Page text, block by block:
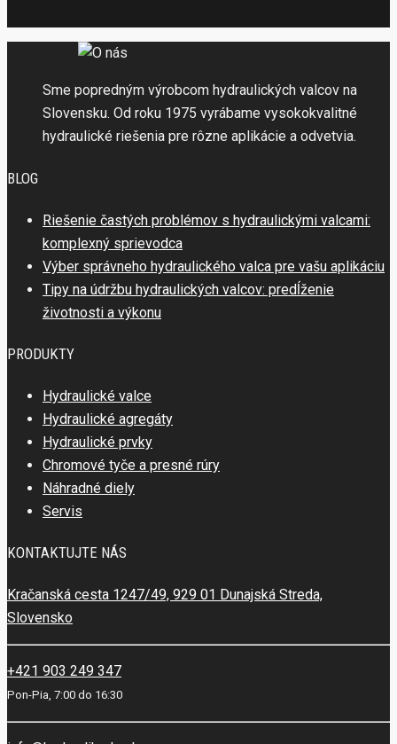
Sme popredným výrobcom hydraulických valcov na
Slovensku. Od roku 1975 vyrábame vysokokvalitné
hydraulické riešenia pre rôzne aplikácie a odvetvia.
BLOG
Riešenie častých problémov s hydraulickými valcami:
komplexný sprievodca
Výber správneho hydraulického valca pre vašu aplikáciu
Tipy na údržbu hydraulických valcov: predĺženie
životnosti a výkonu
PRODUKTY
Hydraulické valce
Hydraulické agregáty
Hydraulické prvky
Chromové tyče a presné rúry
Náhradné diely
Servis
KONTAKTUJTE NÁS
Kračanská cesta 1247/49, 929 01 Dunajská Streda,
Slovensko
+421 903 249 347
Pon-Pia, 7:00 do 16:30